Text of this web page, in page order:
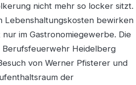
nicht mehr so locker sitzt.
Lebenshaltungskosten bewirken
im Gastronomiegewerbe. Die
Heidelberg
von Werner Pfisterer und
der